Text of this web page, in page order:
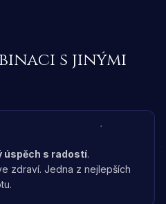
s jinými
úspěch s radostí.
zdraví. Jedna z nejlepších